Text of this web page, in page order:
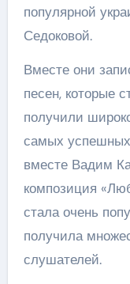
популярной
Седоковой.
Вместе они
песен, которые
получили
самых
вместе Вадим
композиция
стала очень
получила
слушателей.